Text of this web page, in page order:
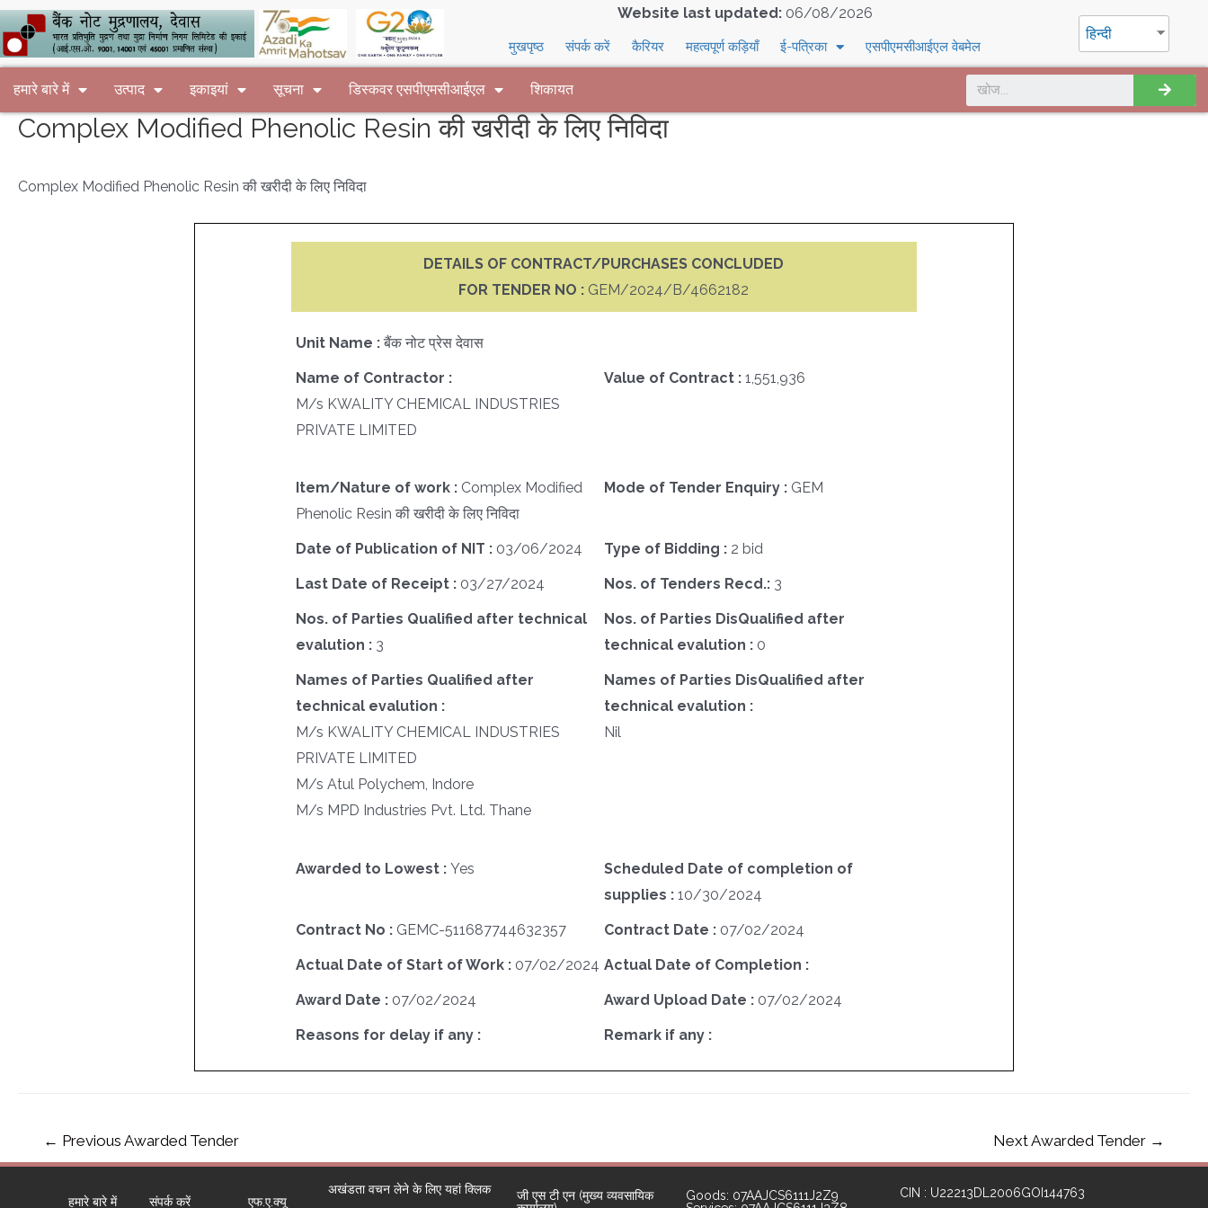
Website last updated: 06/08/2026
मुखपृष्ठ संपर्क करें कैरियर महत्वपूर्ण कड़ियाँ ई-पत्रिका एसपीएमसीआईएल वेबमेल
हिन्दी
हमारे बारे में उत्पाद इकाइयां सूचना डिस्कवर एसपीएमसीआईएल शिकायत
Complex Modified Phenolic Resin की खरीदी के लिए निविदा
Complex Modified Phenolic Resin की खरीदी के लिए निविदा
DETAILS OF CONTRACT/PURCHASES CONCLUDED
FOR TENDER NO : GEM/2024/B/4662182
Unit Name : बैंक नोट प्रेस देवास
Name of Contractor :
M/s KWALITY CHEMICAL INDUSTRIES
PRIVATE LIMITED
Value of Contract : 1,551,936
Item/Nature of work : Complex Modified
Phenolic Resin की खरीदी के लिए निविदा
Mode of Tender Enquiry : GEM
Date of Publication of NIT : 03/06/2024 Type of Bidding : 2 bid
Last Date of Receipt : 03/27/2024 Nos. of Tenders Recd.: 3
Nos. of Parties Qualified after technical
evalution : 3
Nos. of Parties DisQualified after
technical evalution : 0
Names of Parties Qualified after
technical evalution :
M/s KWALITY CHEMICAL INDUSTRIES
PRIVATE LIMITED
M/s Atul Polychem, Indore
M/s MPD Industries Pvt. Ltd. Thane
Names of Parties DisQualified after
technical evalution :
Nil
Awarded to Lowest : Yes
Scheduled Date of completion of
supplies : 10/30/2024
Contract No : GEMC-511687744632357 Contract Date : 07/02/2024
Actual Date of Start of Work : 07/02/2024 Actual Date of Completion :
Award Date : 07/02/2024 Award Upload Date : 07/02/2024
Reasons for delay if any : Remark if any :
← Previous Awarded Tender Next Awarded Tender →
हमारे बारे में संपर्क करें एफ.ए.क्यू
अखंडता वचन लेने के लिए यहां क्लिक
जी एस टी एन (मुख्य व्यवसायिक
Goods: 07AAJCS6111J2Z9
CIN : U22213DL2006GOI144763